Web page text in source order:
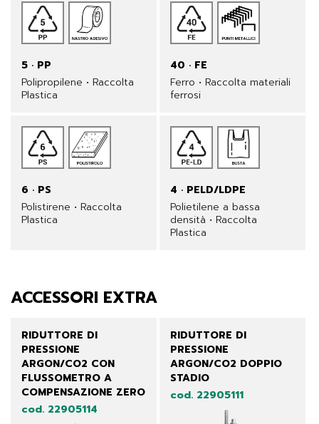
5 · PP
Polipropilene • Raccolta
Plastica
40 · FE
Ferro • Raccolta materiali
ferrosi
6 · PS
Polistirene • Raccolta
Plastica
4 · PELD/LDPE
Polietilene a bassa
densità • Raccolta
Plastica
ACCESSORI EXTRA
RIDUTTORE DI
PRESSIONE
ARGON/CO2 CON
FLUSSOMETRO A
COMPENSAZIONE ZERO
cod. 22905114
RIDUTTORE DI
PRESSIONE
ARGON/CO2 DOPPIO
STADIO
cod. 22905111